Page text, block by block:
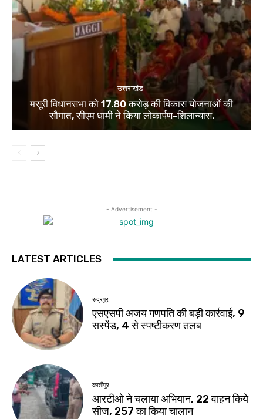
उत्तराखंड
मसूरी विधानसभा को 17.80 करोड़ की विकास योजनाओं की
सौगात, सीएम धामी ने किया लोकार्पण-शिलान्यास.
- Advertisement -
LATEST ARTICLES
रुद्रपुर
एसएसपी अजय गणपति की बड़ी कार्रवाई, 9
सस्पेंड, 4 से स्पष्टीकरण तलब
काशीपुर
आरटीओ ने चलाया अभियान, 22 वाहन किये
सीज, 257 का किया चालान